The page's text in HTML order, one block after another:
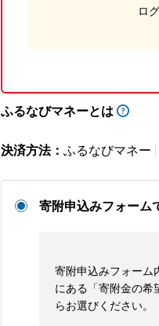
ロ
ふるなびマネーとは
決済方法： ふるなびマネー
寄附申込みフォーム
寄附申込みフォーム
にある「寄附金の希
らお選びください。